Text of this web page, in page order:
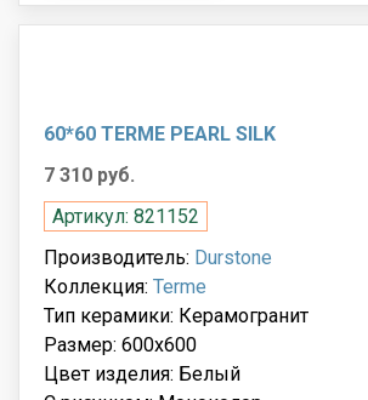
60*60 TERME PEARL SILK
7 310 руб.
Артикул: 821152
Производитель: Durstone
Коллекция: Terme
Тип керамики: Керамогранит
Размер: 600x600
Цвет изделия: Белый